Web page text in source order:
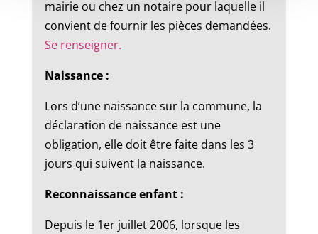
mairie ou chez un notaire pour laquelle il
convient de fournir les pièces demandées.
Se renseigner.
Naissance :
Lors d’une naissance sur la commune, la
déclaration de naissance est une
obligation, elle doit être faite dans les 3
jours qui suivent la naissance.
Reconnaissance enfant :
Depuis le 1er juillet 2006, lorsque les